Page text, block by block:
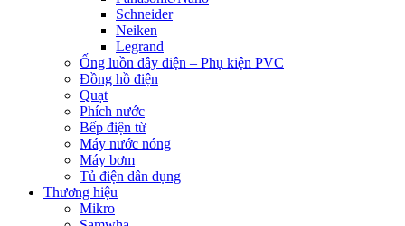
Schneider
Neiken
Legrand
Ống luồn dây điện – Phụ kiện PVC
Đồng hồ điện
Quạt
Phích nước
Bếp điện từ
Máy nước nóng
Máy bơm
Tủ điện dân dụng
Thương hiệu
Mikro